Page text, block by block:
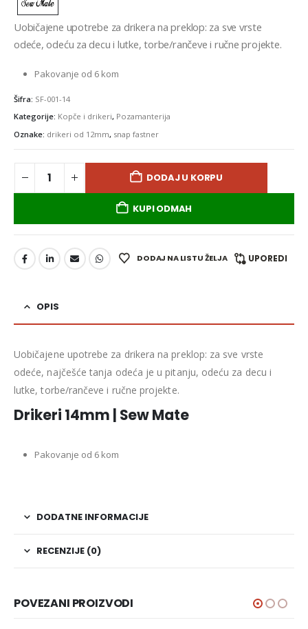
Uobičajene upotrebe za drikera na preklop: za sve vrste
odeće, odeću za decu i lutke, torbe/rančeve i ručne projekte.
Pakovanje od 6 kom
Šifra: SF-001-14
Kategorije: Kopče i drikeri, Pozamanterija
Oznake: drikeri od 12mm, snap fastner
DODAJ U KORPU
KUPI ODMAH
DODAJ NA LISTU ŽELJA UPOREDI
OPIS
Uobičajene upotrebe za drikera na preklop: za sve vrste
odeće, najčešće tanja odeća je u pitanju, odeću za decu i
lutke, torbe/rančeve i ručne projekte.
Drikeri 14mm | Sew Mate
Pakovanje od 6 kom
DODATNE INFORMACIJE
RECENZIJE (0)
POVEZANI PROIZVODI